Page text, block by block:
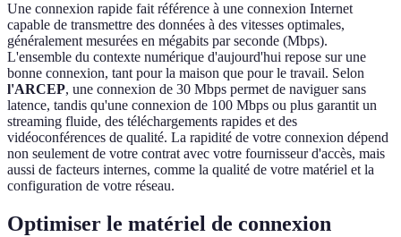
Une connexion rapide fait référence à une connexion Internet
capable de transmettre des données à des vitesses optimales,
généralement mesurées en mégabits par seconde (Mbps).
L'ensemble du contexte numérique d'aujourd'hui repose sur une
bonne connexion, tant pour la maison que pour le travail. Selon
l'ARCEP, une connexion de 30 Mbps permet de naviguer sans
latence, tandis qu'une connexion de 100 Mbps ou plus garantit un
streaming fluide, des téléchargements rapides et des
vidéoconférences de qualité. La rapidité de votre connexion dépend
non seulement de votre contrat avec votre fournisseur d'accès, mais
aussi de facteurs internes, comme la qualité de votre matériel et la
configuration de votre réseau.
Optimiser le matériel de connexion